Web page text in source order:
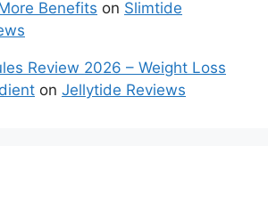
Benefits on Slimtide
Review 2026 – Weight Loss
on Jellytide Reviews